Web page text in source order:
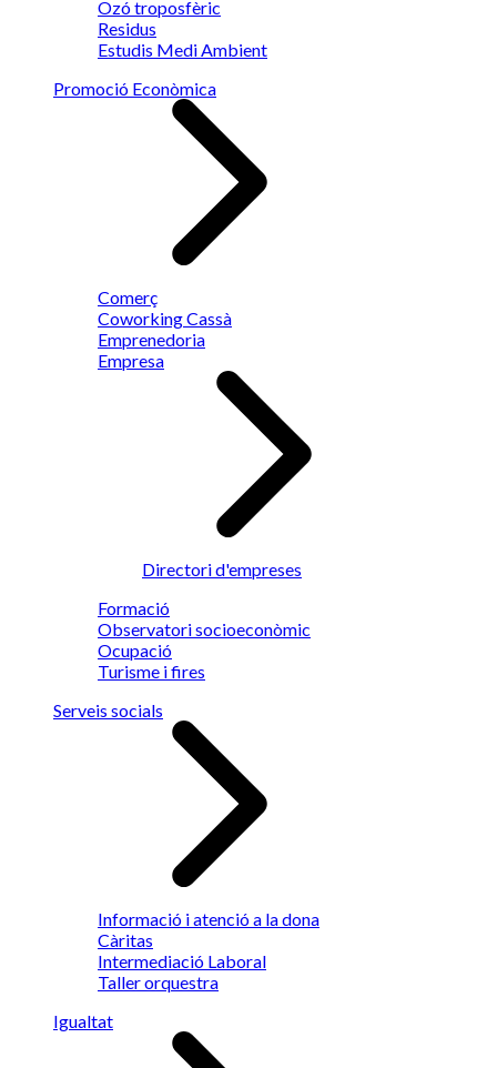
Ozó troposfèric
Residus
Estudis Medi Ambient
Promoció Econòmica
Comerç
Coworking Cassà
Emprenedoria
Empresa
Directori d'empreses
Formació
Observatori socioeconòmic
Ocupació
Turisme i fires
Serveis socials
Informació i atenció a la dona
Càritas
Intermediació Laboral
Taller orquestra
Igualtat